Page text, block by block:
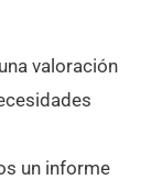
valoración
un informe